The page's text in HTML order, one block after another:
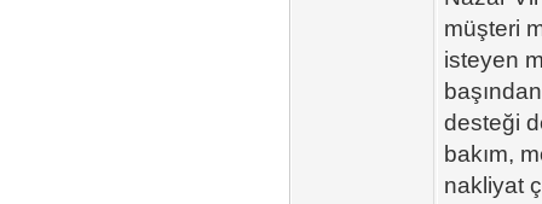
müşteri
isteyen
desteği
bakım,
nakliyat